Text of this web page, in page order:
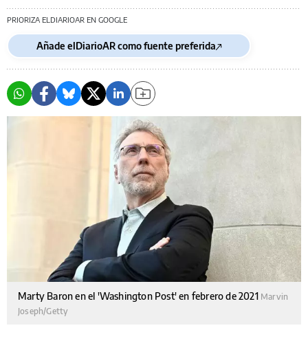
PRIORIZA ELDIARIOAR EN GOOGLE
Añade elDiarioAR como fuente preferida
Marty Baron en el 'Washington Post' en febrero de 2021 Marvin
Joseph/Getty